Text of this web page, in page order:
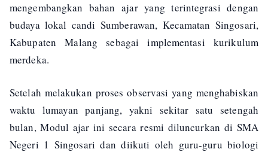
mengembangkan bahan ajar yang terintegrasi dengan
budaya lokal candi Sumberawan, Kecamatan Singosari,
Kabupaten Malang sebagai implementasi kurikulum
merdeka.
Setelah melakukan proses observasi yang menghabiskan
waktu lumayan panjang, yakni sekitar satu setengah
bulan, Modul ajar ini secara resmi diluncurkan di SMA
Negeri 1 Singosari dan diikuti oleh guru-guru biologi